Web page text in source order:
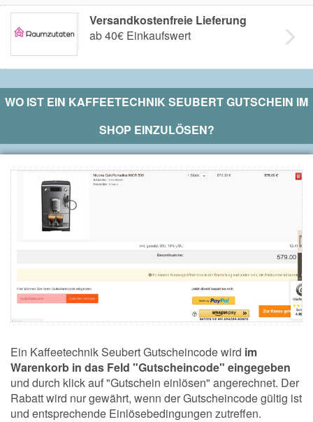
Versandkostenfreie Lieferung
ab 40€ Einkaufswert
WO IST EIN KAFFEETECHNIK SEUBERTGUTSCHEIN IM
SHOP EINZULÖSEN?
Ein Kaffeetechnik Seubert Gutscheincode wird im
Warenkorb in das Feld "Gutscheincode" eingegeben
und durch klick auf "Gutschein einlösen" angerechnet. Der
Rabatt wird nur gewährt, wenn der Gutscheincode gültig ist
und entsprechende Einlösebedingungen zutreffen.